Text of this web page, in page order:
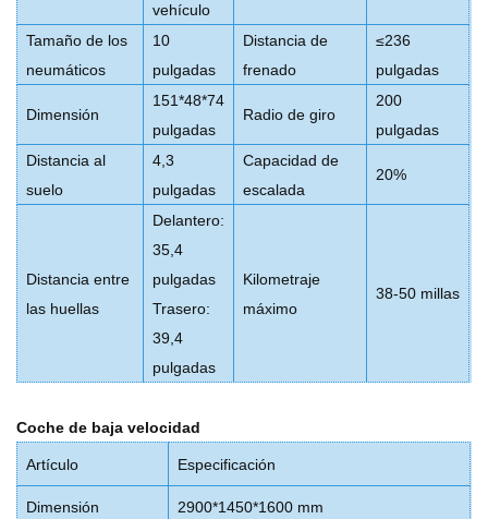
vehículo
Tamaño de los
neumáticos
10
pulgadas
Distancia de
frenado
≤236
pulgadas
Dimensión
151*48*74
pulgadas
Radio de giro
200
pulgadas
Distancia al
suelo
4,3
pulgadas
Capacidad de
escalada
20%
Distancia entre
las huellas
Delantero:
35,4
pulgadas
Trasero:
39,4
pulgadas
Kilometraje
máximo
38-50 millas
Coche de baja velocidad
Artículo Especificación
Dimensión 2900*1450*1600 mm